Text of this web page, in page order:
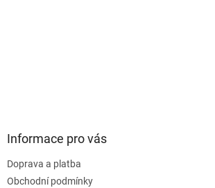
Informace pro vás
Doprava a platba
Obchodní podmínky